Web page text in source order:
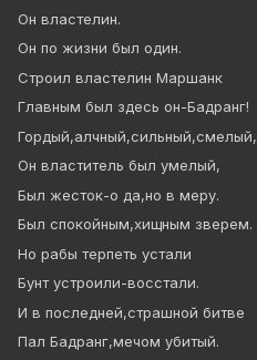
Он властелин.
Он по жизни был один.
Строил властелин Маршанк
Главным был здесь он-Бадранг!
Гордый,алчный,сильный,смелый,
Он властитель был умелый,
Был жесток-о да,но в меру.
Был спокойным,хищным зверем.
Но рабы терпеть устали
Бунт устроили-восстали.
И в последней,страшной битве
Пал Бадранг,мечом убитый.